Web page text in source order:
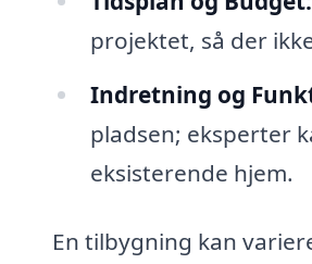
projektet, så der
Indretning og
pladsen; eksperter
eksisterende hjem.
En tilbygning kan